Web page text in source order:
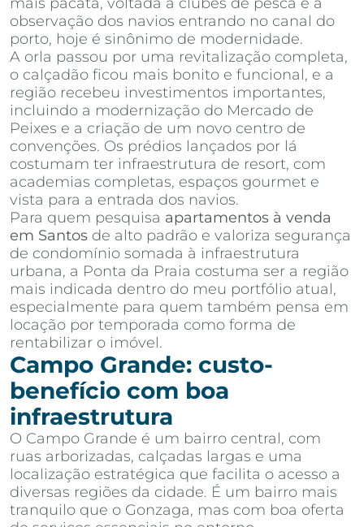
observação dos navios entrando no canal do
porto, hoje é sinônimo de modernidade.
A orla passou por uma revitalização completa,
o calçadão ficou mais bonito e funcional, e a
região recebeu investimentos importantes,
incluindo a modernização do Mercado de
Peixes e a criação de um novo centro de
convenções. Os prédios lançados por lá
costumam ter infraestrutura de resort, com
academias completas, espaços gourmet e
vista para a entrada dos navios.
Para quem pesquisa apartamentos à venda
em Santos de alto padrão e valoriza segurança
de condomínio somada à infraestrutura
urbana, a Ponta da Praia costuma ser a região
mais indicada dentro do meu portfólio atual,
especialmente para quem também pensa em
locação por temporada como forma de
rentabilizar o imóvel.
Campo Grande: custo-
benefício com boa
infraestrutura
O Campo Grande é um bairro central, com
ruas arborizadas, calçadas largas e uma
localização estratégica que facilita o acesso a
diversas regiões da cidade. É um bairro mais
tranquilo que o Gonzaga, mas com boa oferta